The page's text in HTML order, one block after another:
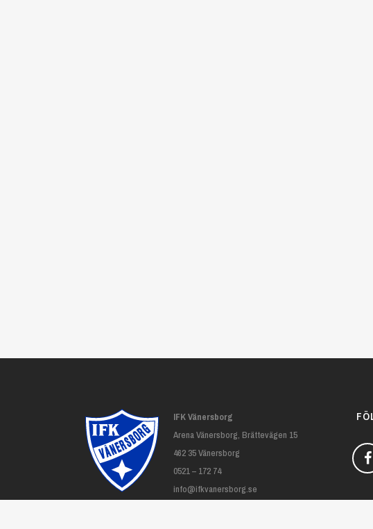
IFK Vänersborg
Arena Vänersborg, Brättevägen 15
462 35 Vänersborg
0521 – 172 74
info@ifkvanersborg.se